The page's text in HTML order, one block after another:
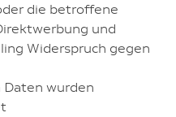
die betroffene
und
Widerspruch gegen
wurden